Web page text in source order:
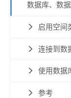
数据库、数
启用空间
连接到数
使用数据
参考